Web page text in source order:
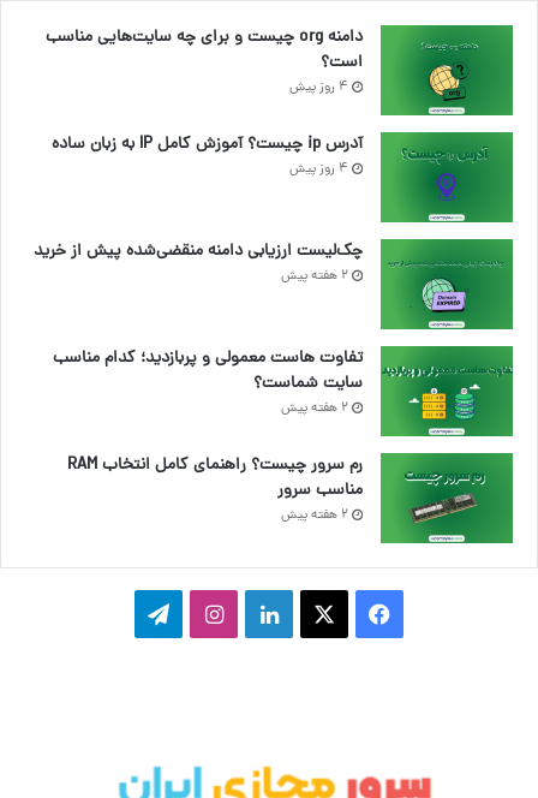
دامنه org چیست و برای چه سایت‌هایی مناسب
است؟
4 روز پیش
آدرس ip چیست؟ آموزش کامل IP به زبان ساده
4 روز پیش
چک‌لیست ارزیابی دامنه منقضی‌شده پیش از خرید
2 هفته پیش
تفاوت هاست معمولی و پربازدید؛ کدام مناسب
سایت شماست؟
2 هفته پیش
رم سرور چیست؟ راهنمای کامل انتخاب RAM
مناسب سرور
2 هفته پیش
س